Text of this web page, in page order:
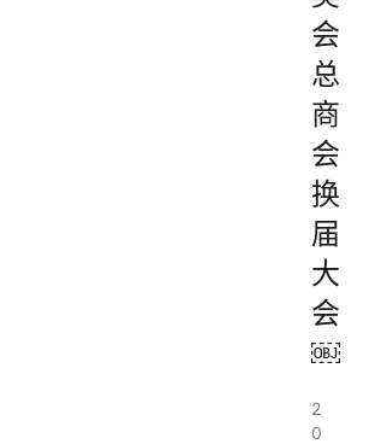
会
总
商
会
换
届
大
会
￼
2
0